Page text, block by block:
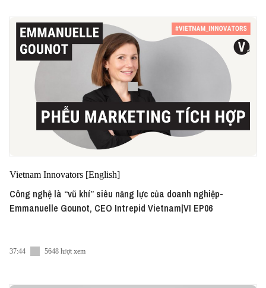
Vietnam Innovators [English]
Công nghệ là “vũ khí” siêu năng lực của doanh nghiệp-
Emmanuelle Gounot, CEO Intrepid Vietnam|VI EP06
37:44 5648 lượt xem